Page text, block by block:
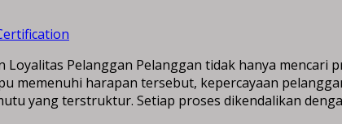
Loyalitas Pelanggan Pelanggan tidak hanya
memenuhi harapan tersebut, kepercayaan
yang terstruktur. Setiap proses dikendalikan